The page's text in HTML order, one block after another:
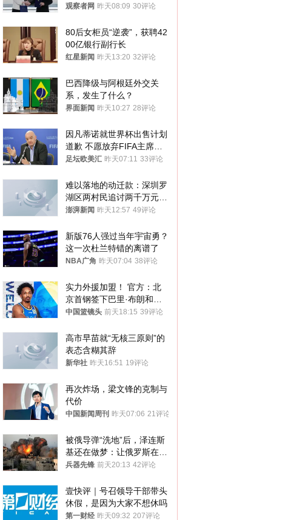
供援助
观察者网 昨天08:09 30评论
80后女柜员“逆袭”，获聘42
00亿银行副行长
红星新闻 昨天13:20 32评论
巴西降级与阿根廷外交关
系，发生了什么？
界面新闻 昨天10:27 28评论
因凡蒂诺就世界杯出售计划
道歉 不愿放弃FIFA主席职
位
足坛欧美汇 昨天07:11 33评论
难以落地的动迁款：深圳罗
湖区两村民追讨两千万元动
迁款八年未果
澎湃新闻 昨天12:57 49评论
新版76人强过当年宇宙勇？
这一次杜兰特错的离谱了
NBA广角 昨天07:04 38评论
实力外援加盟！ 官方：北
京首钢签下巴里·布朗和桑
普森
中国篮镜头 前天18:15 39评论
高市早苗就“无核三原则”的
表态含糊其辞
新华社 昨天16:51 19评论
再次炸场，梁文锋的克制与
代价
中国新闻周刊 昨天07:06 21评论
被俄导弹“洗地”后，泽连斯
基还在做梦：让俄罗斯在冬
季前求和？
兵器先锋 前天20:13 42评论
壹快评｜号召领导干部带头
休假，是因为大家不想休吗
第一财经 昨天09:32 207评论